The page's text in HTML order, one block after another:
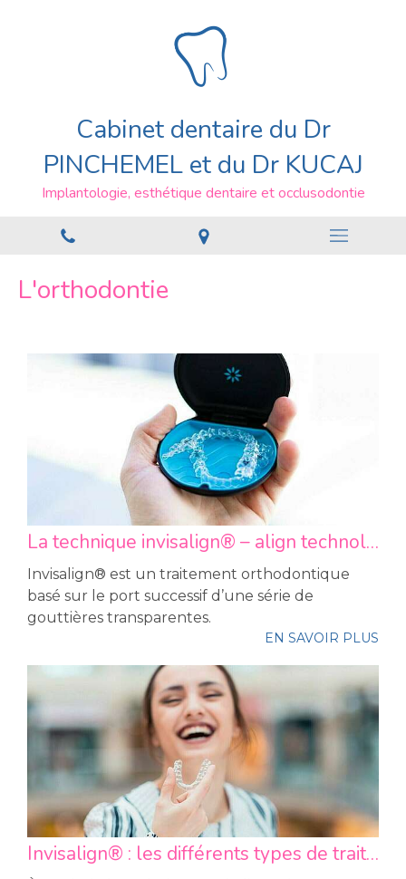
Cabinet dentaire du Dr
PINCHEMEL et du Dr KUCAJ
Implantologie, esthétique dentaire et occlusodontie
L'orthodontie
La technique invisalign® – align technology
Invisalign® est un traitement orthodontique
basé sur le port successif d’une série de
gouttières transparentes.
EN SAVOIR PLUS
Invisalign® : les différents types de traitements